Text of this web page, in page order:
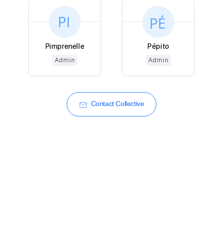
Pimprenelle
Admin
Pépito
Admin
Contact Collective